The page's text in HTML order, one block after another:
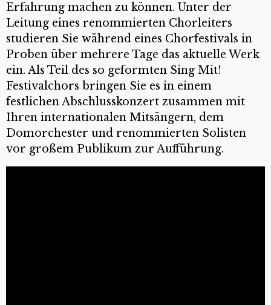
Erfahrung machen zu können. Unter der
Leitung eines renommierten Chorleiters
studieren Sie während eines Chorfestivals in
Proben über mehrere Tage das aktuelle Werk
ein. Als Teil des so geformten Sing Mit!
Festivalchors bringen Sie es in einem
festlichen Abschlusskonzert zusammen mit
Ihren internationalen Mitsängern, dem
Domorchester und renommierten Solisten
vor großem Publikum zur Aufführung.